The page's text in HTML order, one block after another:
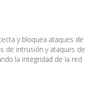
y bloquea ataques de
de intrusión y ataques de
la integridad de la red